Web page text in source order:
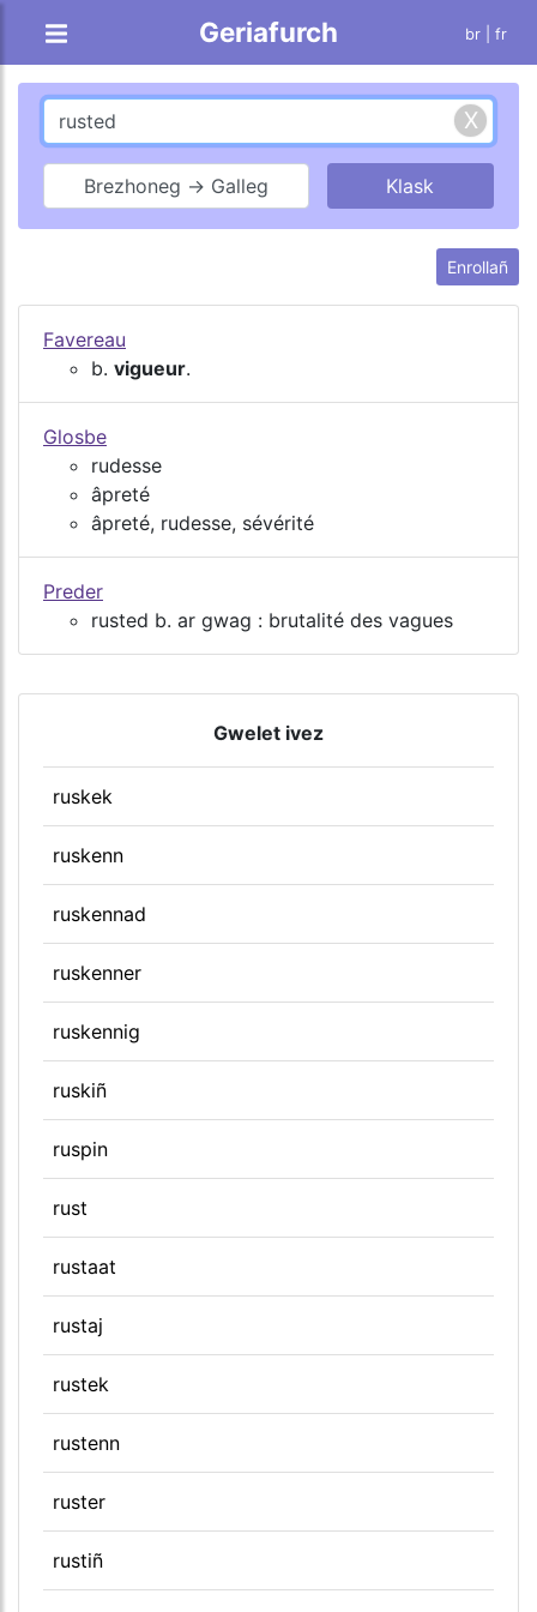
Geriafurch br | fr
Brezhoneg → Galleg
Enrollañ
Favereau
b. vigueur.
Glosbe
rudesse
âpreté
âpreté, rudesse, sévérité
Preder
rusted b. ar gwag : brutalité des vagues
Gwelet ivez
ruskek
ruskenn
ruskennad
ruskenner
ruskennig
ruskiñ
ruspin
rust
rustaat
rustaj
rustek
rustenn
ruster
rustiñ